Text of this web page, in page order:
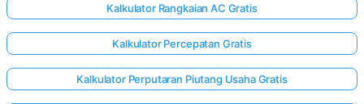
Kalkulator Rangkaian AC Gratis
Kalkulator Percepatan Gratis
Kalkulator Perputaran Piutang Usaha Gratis